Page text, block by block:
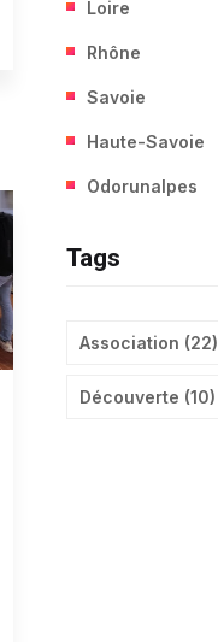
Loire
Rhône
Savoie
Haute-Savoie
Odorunalpes
Tags
Association (22)
Découverte (10)